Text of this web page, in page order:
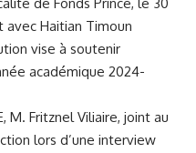
de Fonds Prince, le 30
Haitian Timoun
vise à soutenir
académique 2024-
M. Fritznel Viliaire, joint au
lors d’une interview